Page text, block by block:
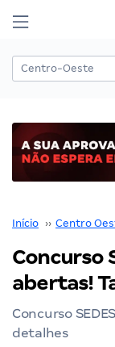
Início ›› Centro
Concurso
abertas!
Concurso
detalhes